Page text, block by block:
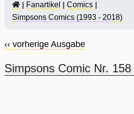
Fanartikel
Comics
Simpsons Comics (1993 - 2018)
‹‹ vorherige Ausgabe
Simpsons Comic Nr. 158